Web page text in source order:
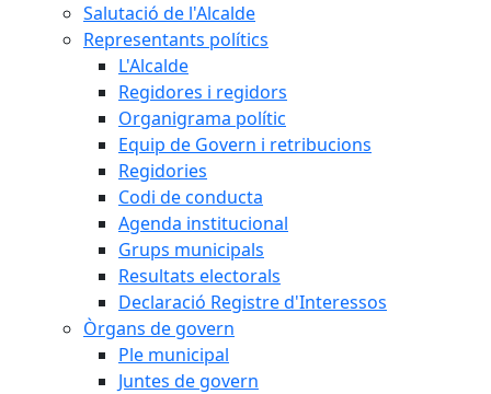
Salutació de l'Alcalde
Representants polítics
L'Alcalde
Regidores i regidors
Organigrama polític
Equip de Govern i retribucions
Regidories
Codi de conducta
Agenda institucional
Grups municipals
Resultats electorals
Declaració Registre d'Interessos
Òrgans de govern
Ple municipal
Juntes de govern